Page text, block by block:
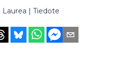
Laurea | Tiedote